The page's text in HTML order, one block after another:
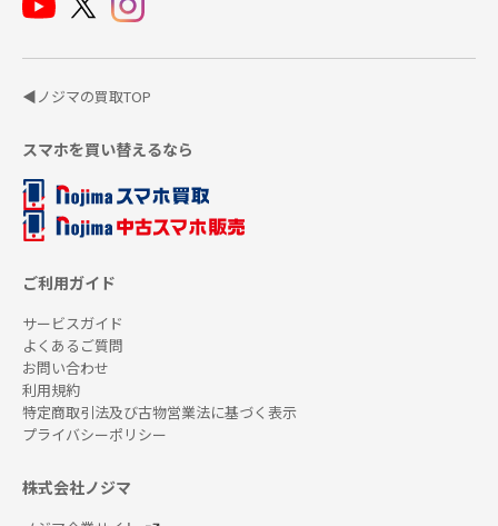
◀ノジマの買取TOP
スマホを買い替えるなら
ご利用ガイド
サービスガイド
よくあるご質問
お問い合わせ
利用規約
特定商取引法及び古物営業法に基づく表示
プライバシーポリシー
株式会社ノジマ